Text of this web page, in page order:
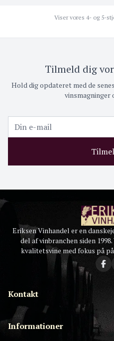
Viser vores 4- og 5-
Tilmeld dig
Hold dig opdateret med de
vinsmagninger
Eriksen Vinhandel er en
del af vinbranchen siden
kvalitetsvine med fokus på
Kontakt
Informationer